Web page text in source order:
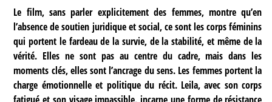
Le film, sans parler explicitement des femmes, montre qu’en
l’absence de soutien juridique et social, ce sont les corps féminins
qui portent le fardeau de la survie, de la stabilité, et même de la
vérité. Elles ne sont pas au centre du cadre, mais dans les
moments clés, elles sont l’ancrage du sens. Les femmes portent la
charge émotionnelle et politique du récit. Leila, avec son corps